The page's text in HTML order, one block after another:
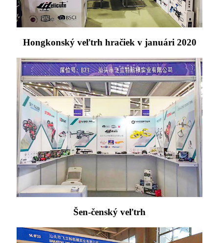
Hongkonský veľtrh hračiek v januári 2020
Šen-čenský veľtrh